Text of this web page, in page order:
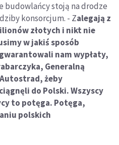
budowlańcy stoją na drodze
konsorcjum. - Zalegają z
złotych i nikt nie
w jakiś sposób
nam wypłaty,
Generalną
żeby
do Polski. Wszyscy
to potęga. Potęga,
polskich